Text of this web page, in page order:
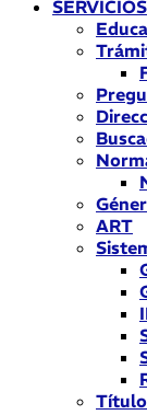
SERVICIOS
ART